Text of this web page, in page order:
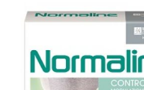
Anticellulite e Fanghi: